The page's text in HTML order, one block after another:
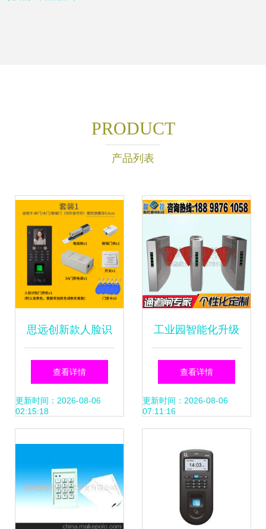
PRODUCT
产品列表
思远创新款人脸识
别门禁一体机 智能
安防与考勤管理的
查看详情
更新时间：2026-08-06
02:15:18
工业园智能化升级
对开式翼闸与不锈
钢闸机如何重塑人
查看详情
更新时间：2026-08-06
07:11:16